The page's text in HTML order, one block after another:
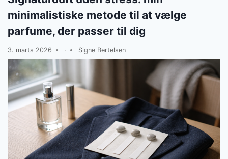
minimalistiske metode til at vælge
parfume, der passer til dig
3. marts 2026 · Signe Bertelsen